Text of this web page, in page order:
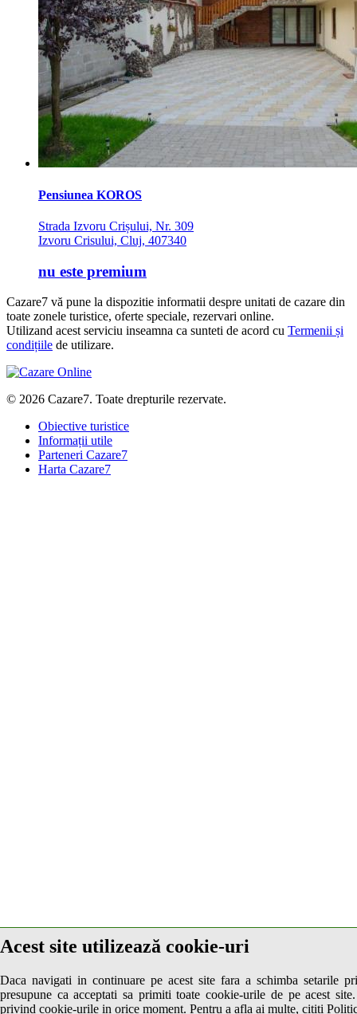
Acest site utilizează cookie-uri
Daca navigati in continuare pe acest site fara a schimba setarile
presupune ca acceptati sa primiti toate cookie-urile de pe acest
privind cookie-urile in orice moment. Pentru a afla ai multe, cititi
Pensiunea KOROS
Strada Izvoru Crișului, Nr. 309
Izvoru Crisului, Cluj, 407340
nu este premium
Cazare7 vă pune la dispozitie informatii despre unitati de cazare din
toate zonele turistice, oferte speciale, rezervari online.
Utilizand acest serviciu inseamna ca sunteti de acord cu Termenii și
condițiile de utilizare.
© 2026 Cazare7. Toate drepturile rezervate.
Obiective turistice
Informații utile
Parteneri Cazare7
Harta Cazare7